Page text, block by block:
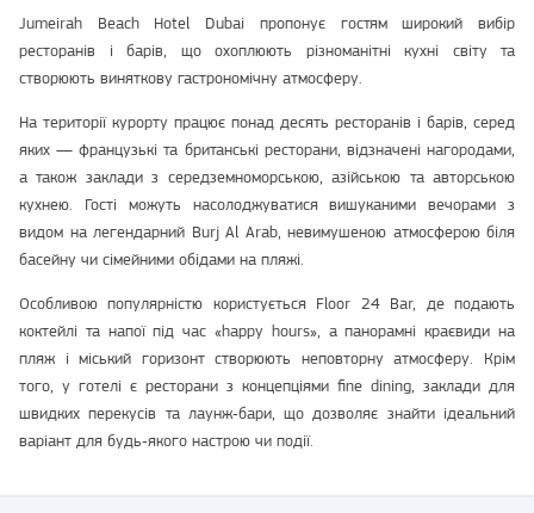
Jumeirah Beach Hotel Dubai пропонує гостям широкий вибір
ресторанів і барів, що охоплюють різноманітні кухні світу та
створюють виняткову гастрономічну атмосферу.
На території курорту працює понад десять ресторанів і барів, серед
яких — французькі та британські ресторани, відзначені нагородами,
а також заклади з середземноморською, азійською та авторською
кухнею. Гості можуть насолоджуватися вишуканими вечорами з
видом на легендарний Burj Al Arab, невимушеною атмосферою біля
басейну чи сімейними обідами на пляжі.
Особливою популярністю користується Floor 24 Bar, де подають
коктейлі та напої під час «happy hours», а панорамні краєвиди на
пляж і міський горизонт створюють неповторну атмосферу. Крім
того, у готелі є ресторани з концепціями fine dining, заклади для
швидких перекусів та лаунж‑бари, що дозволяє знайти ідеальний
варіант для будь‑якого настрою чи події.